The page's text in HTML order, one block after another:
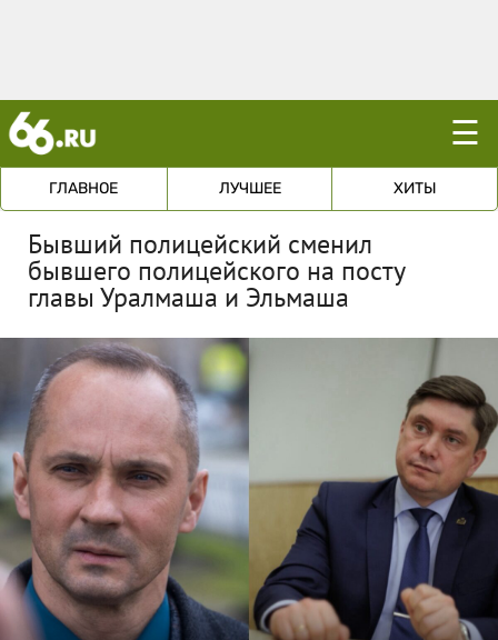
☰
ГЛАВНОЕ ЛУЧШЕЕ ХИТЫ
Бывший полицейский сменил
бывшего полицейского на посту
главы Уралмаша и Эльмаша